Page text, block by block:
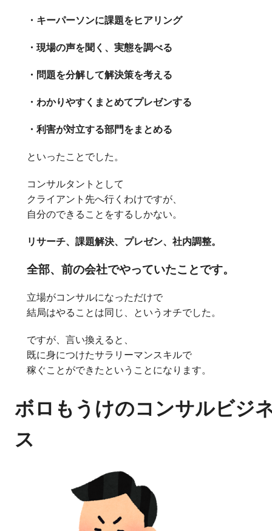
・キーパーソンに課題をヒアリング
・現場の声を聞く、実態を調べる
・問題を分解して解決策を考える
・わかりやすくまとめてプレゼンする
・利害が対立する部門をまとめる
といったことでした。
コンサルタントとして
クライアント先へ行くわけですが、
自分のできることをするしかない。
リサーチ、課題解決、プレゼン、社内調整。
全部、前の会社でやっていたことです。
立場がコンサルになっただけで
結局はやることは同じ、というオチでした。
ですが、言い換えると、
既に身につけたサラリーマンスキルで
稼ぐことができたということになります。
ボロもうけのコンサルビジ
ス